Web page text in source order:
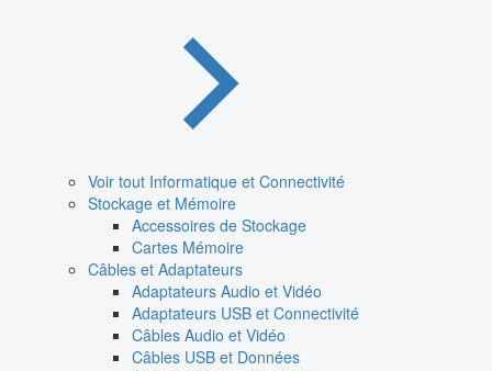
Voir tout Informatique et Connectivité
Stockage et Mémoire
Accessoires de Stockage
Cartes Mémoire
Câbles et Adaptateurs
Adaptateurs Audio et Vidéo
Adaptateurs USB et Connectivité
Câbles Audio et Vidéo
Câbles USB et Données